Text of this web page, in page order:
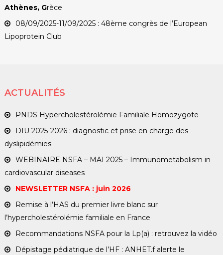
Athènes, Grèce
08/09/2025-11/09/2025 : 48ème congrès de l’European
Lipoprotein Club
ACTUALITÉS
PNDS Hypercholestérolémie Familiale Homozygote
DIU 2025-2026 : diagnostic et prise en charge des
dyslipidémies
WEBINAIRE NSFA – MAI 2025 – Immunometabolism in
cardiovascular diseases
NEWSLETTER NSFA : juin 2026
Remise à l’HAS du premier livre blanc sur
l’hypercholestérolémie familiale en France
Recommandations NSFA pour la Lp(a) : retrouvez la vidéo
Dépistage pédiatrique de l’HF : ANHET.f alerte le